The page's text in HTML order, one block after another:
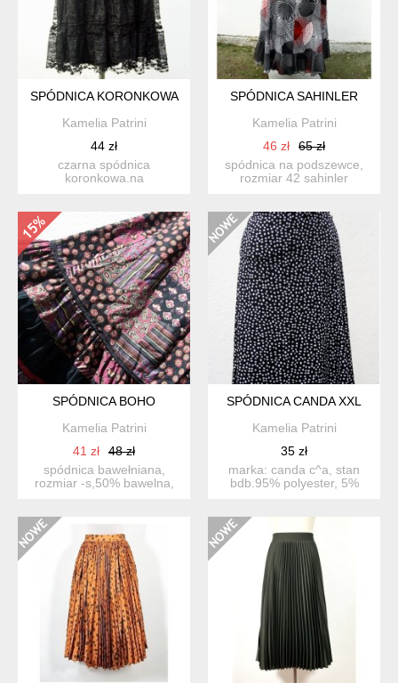
SPÓDNICA KORONKOWA
Kamelia Patrini
44 zł
czarna spódnica
koronkowa.na
SPÓDNICA SAHINLER
Kamelia Patrini
46 zł
65 zł
spódnica na podszewce,
rozmiar 42 sahinler
SPÓDNICA BOHO
Kamelia Patrini
41 zł
48 zł
spódnica bawełniana,
rozmiar -s,50% bawelna,
SPÓDNICA CANDA XXL
Kamelia Patrini
35 zł
marka: canda c^a, stan
bdb.95% polyester, 5%